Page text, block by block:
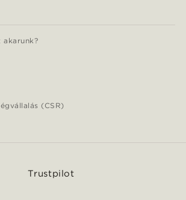
akarunk?
(CSR)
Trustpilot